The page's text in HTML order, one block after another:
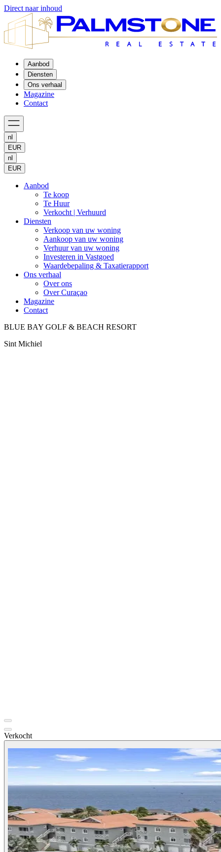
Direct naar inhoud
Aanbod
Diensten
Ons verhaal
Magazine
Contact
nl
EUR
nl
EUR
Aanbod
Te koop
Te Huur
Verkocht | Verhuurd
Diensten
Verkoop van uw woning
Aankoop van uw woning
Verhuur van uw woning
Investeren in Vastgoed
Waardebepaling & Taxatierapport
Ons verhaal
Over ons
Over Curaçao
Magazine
Contact
BLUE BAY GOLF & BEACH RESORT
Sint Michiel
Verkocht